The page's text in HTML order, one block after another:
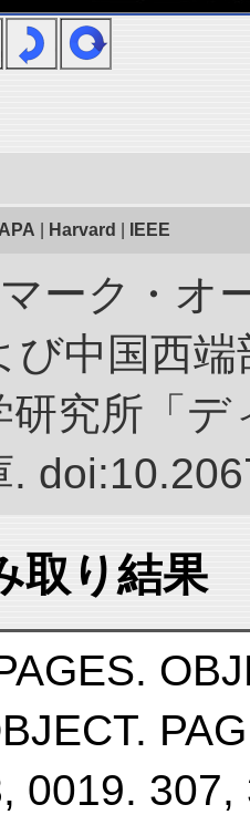
APA Harvard IEEE
ーク・オ
び中国西
研究所「
.
取り結果
0019.